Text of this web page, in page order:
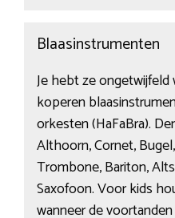
Blaasinstrumenten
Je hebt ze ongetwijfeld
koperen
orkesten (HaFaBra).
Althoorn, Cornet,
Trombone, Bariton,
Saxofoon. Voor kids
wanneer de